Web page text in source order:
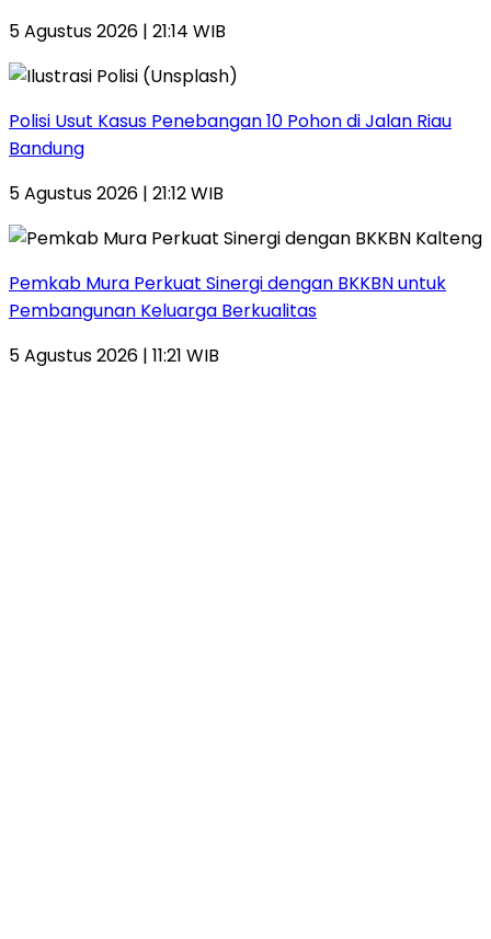
5 Agustus 2026 | 21:14 WIB
Polisi Usut Kasus Penebangan 10 Pohon di Jalan Riau
Bandung
5 Agustus 2026 | 21:12 WIB
Pemkab Mura Perkuat Sinergi dengan BKKBN untuk
Pembangunan Keluarga Berkualitas
5 Agustus 2026 | 11:21 WIB